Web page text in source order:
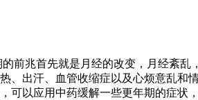
兆首先就是月经的改变，月经紊乱
出汗、血管收缩症以及心烦意乱和
以应用中药缓解一些更年期的症状